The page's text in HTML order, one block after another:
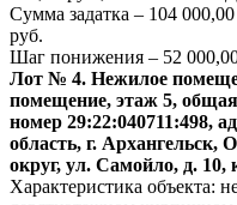
Сумма задатка – 104
руб.
Шаг понижения – 52
Лот № 4. Нежилое
помещение, этаж 5,
номер 29:22:040711:498,
область, г. Архангельск,
округ, ул. Самойло, д. 10,
Характеристика объекта: